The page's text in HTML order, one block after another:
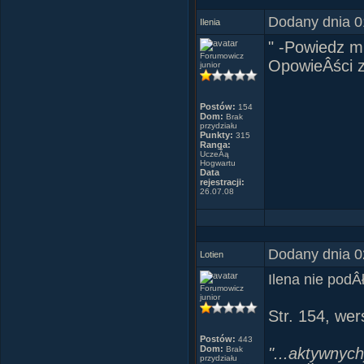
"Nie
nie
palce,
butelkĂŞ.
peÂłna,
znikÂło,
opadÂła z
Ilenia Dodany dnia
Forumowicz
junior
Postów: 154
Dom: Brak
przydziału
Punkty: 315
Ranga:
UczeĂą
Hogwartu
Data
rejestracji:
26.07.08
" -Powiedz
OpowieÂści
Lotien Dodany dnia
Forumowicz
junior
Postów: 443
Dom: Brak
przydziału
Ilena nie
Str. 154,